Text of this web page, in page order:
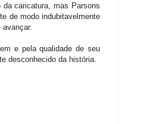
caricatura, mas Parsons
de modo indubitavelmente
e pela qualidade de seu
desconhecido da história.